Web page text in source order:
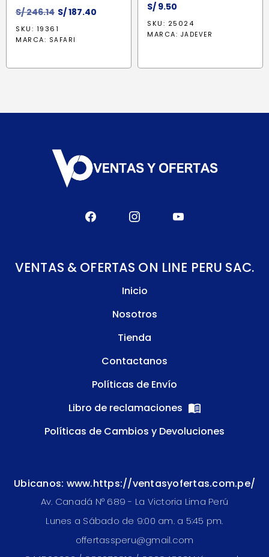
S/246.14 El
original
S/187.40
SKU: 19361
MARCA: SAFARI
S/ 9.50
SKU: 25024
MARCA: JADEVER
VENTAS & OFERTAS ON LINE PERU SAC.
Inicio
Nosotros
Tienda
Contactanos
Políticas de Envío
Libro de reclamaciones
Políticas de Cambios y Devoluciones
Ubicanos: www.https://ventasyofertas.com.pe/
Av. Canadá N° 689 - La Victoria Lima Perú
Lunes a Sábado de 9:00 am. a 5:45 pm.
offertassperu@gmail.com